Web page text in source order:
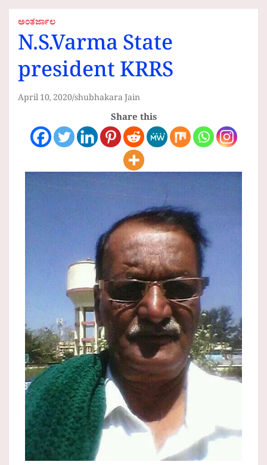
ಅಂತರ್ಜಾಲ
N.S.Varma State
president KRRS
April 10, 2020shubhakara Jain
Share this